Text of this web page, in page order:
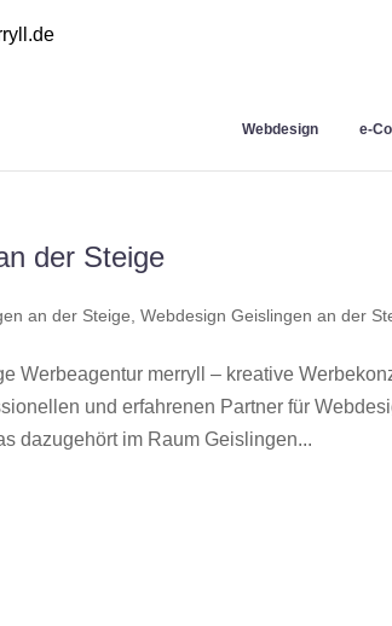
Webdesign e-
der Steige
an der Steige ,Webdesign Geislingen an der
Werbeagentur merryll – kreative
und erfahrenen Partner für
dazugehört im Raum Geislingen...